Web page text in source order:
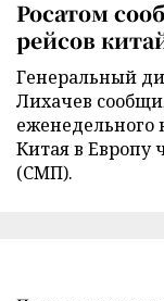
Росатом
рейсов
Генеральный
Лихачев
еженедельного
Китая в Европу
(СМП).